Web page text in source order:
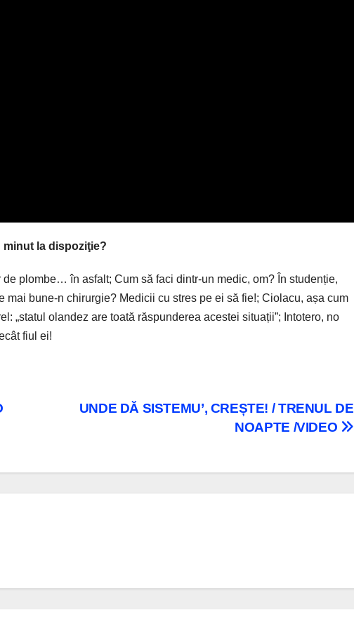
minut la dispoziţie?
plombe… în asfalt; Cum să faci dintr-un medic, om? În studenție,
mai bune-n chirurgie? Medicii cu stres pe ei să fie!; Ciolacu, așa cum
„statul olandez are toată răspunderea acestei situații”; Intotero, no
fiul ei!
UNDE DĂ SISTEMU’, CREȘTE! / TRENUL DE
NOAPTE /VIDEO